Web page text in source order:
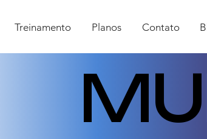
Treinamento Planos Contato